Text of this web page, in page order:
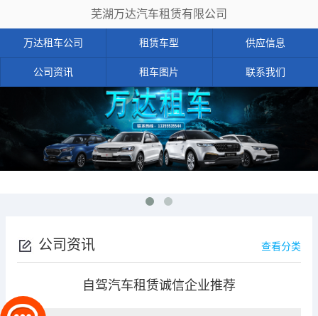
芜湖万达汽车租赁有限公司
万达租车公司 租赁车型 供应信息
公司资讯 租车图片 联系我们
公司资讯 查看分类
自驾汽车租赁诚信企业推荐